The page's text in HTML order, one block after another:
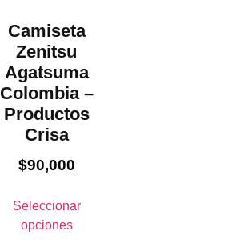
Camiseta
Zenitsu
Agatsuma
Colombia –
Productos
Crisa
$90,000
Seleccionar
opciones